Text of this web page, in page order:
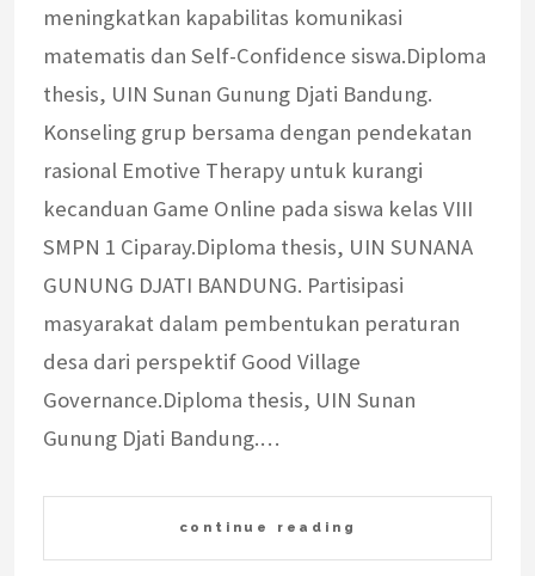
meningkatkan kapabilitas komunikasi
matematis dan Self-Confidence siswa.Diploma
thesis, UIN Sunan Gunung Djati Bandung.
Konseling grup bersama dengan pendekatan
rasional Emotive Therapy untuk kurangi
kecanduan Game Online pada siswa kelas VIII
SMPN 1 Ciparay.Diploma thesis, UIN SUNANA
GUNUNG DJATI BANDUNG. Partisipasi
masyarakat dalam pembentukan peraturan
desa dari perspektif Good Village
Governance.Diploma thesis, UIN Sunan
Gunung Djati Bandung.…
continue reading